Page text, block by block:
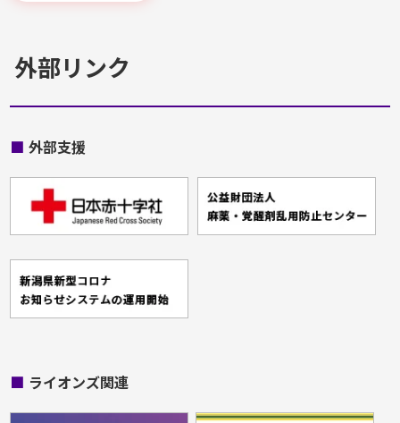
外部リンク
■ 外部支援
■ ライオンズ関連